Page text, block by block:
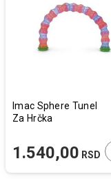
U KORPU
Imac Sphere Tunel
Za Hrčka
1.540,00 RSD